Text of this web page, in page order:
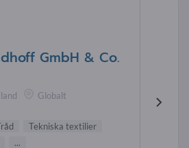
GmbH & Co.
Globalt
Tekniska textilier
...